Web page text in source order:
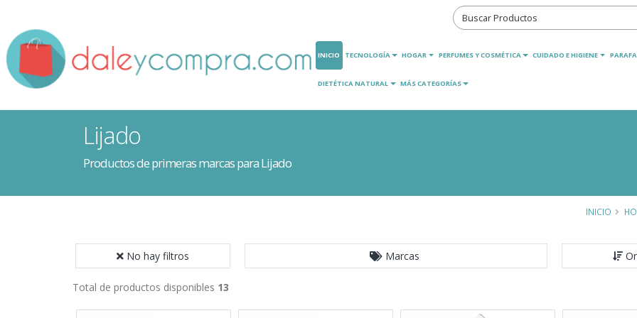
INICIO TECNOLOGÍA HOGAR PERFUMES Y COSMÉTICA CUIDADO E HIGIENE
DIETÉTICA NATURAL MÁS CATEGORÍAS
Lijado
Productos de primeras marcas para Lijado
INICIO
No hay filtros Marcas
Total de productos disponibles 13